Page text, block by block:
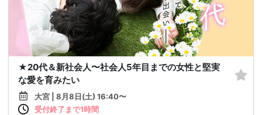
★20代＆新社会人〜社会人5年目までの女性と堅実
な愛を育みたい
大宮 | 8月8日(土) 16:40〜
受付終了まで1時間